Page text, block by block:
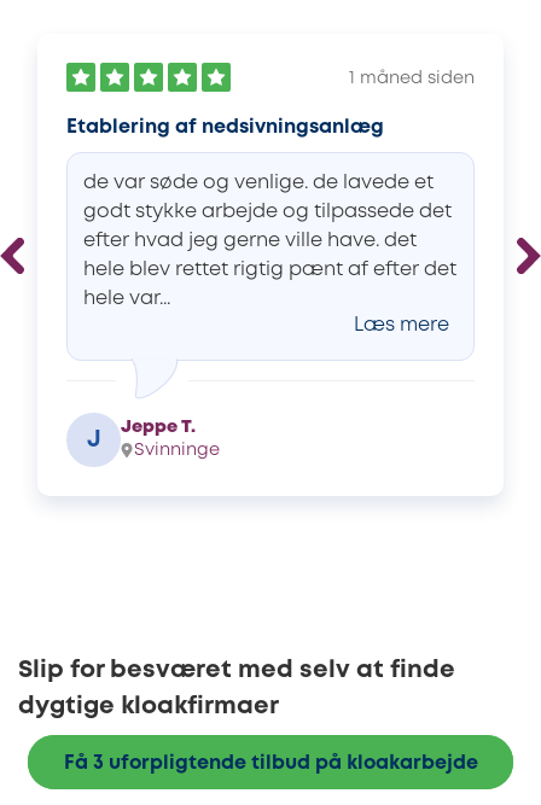
1 måned siden
Etablering af nedsivningsanlæg
de var søde og venlige. de lavede et
godt stykke arbejde og tilpassede det
efter hvad jeg gerne ville have. det
hele blev rettet rigtig pænt af efter det
hele var...
Læs mere
J
Jeppe T.
Svinninge
Slip for besværet med selv at finde
dygtige kloakfirmaer
Få 3 uforpligtende tilbud på kloakarbejde